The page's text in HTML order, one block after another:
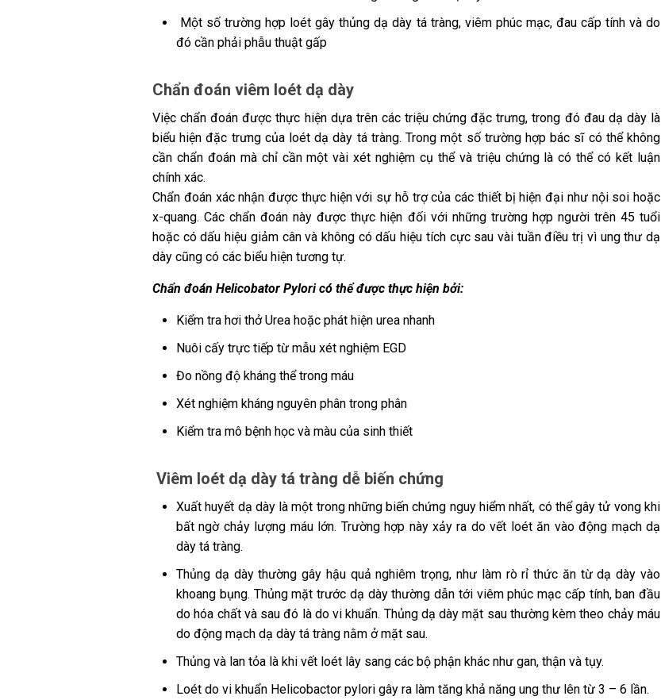
Một số trường hợp loét gây thủng dạ dày tá tràng, viêm phúc mạc, đau cấp tính và do
đó cần phải phẫu thuật gấp
Chẩn đoán viêm loét dạ dày
Việc chẩn đoán được thực hiện dựa trên các triệu chứng đặc trưng, trong đó đau dạ dày là
biểu hiện đặc trưng của loét dạ dày tá tràng. Trong một số trường hợp bác sĩ có thể không
cần chẩn đoán mà chỉ cần một vài xét nghiệm cụ thể và triệu chứng là có thể có kết luận
chính xác.
Chẩn đoán xác nhận được thực hiện với sự hỗ trợ của các thiết bị hiện đại như nội soi hoặc
x-quang. Các chẩn đoán này được thực hiện đối với những trường hợp người trên 45 tuổi
hoặc có dấu hiệu giảm cân và không có dấu hiệu tích cực sau vài tuần điều trị vì ung thư dạ
dày cũng có các biểu hiện tương tự.
Chẩn đoán Helicobator Pylori có thể được thực hiện bởi:
Kiểm tra hơi thở Urea hoặc phát hiện urea nhanh
Nuôi cấy trực tiếp từ mẫu xét nghiệm EGD
Đo nồng độ kháng thể trong máu
Xét nghiệm kháng nguyên phân trong phân
Kiểm tra mô bệnh học và màu của sinh thiết
Viêm loét dạ dày tá tràng dễ biến chứng
Xuất huyết dạ dày là một trong những biến chứng nguy hiểm nhất, có thể gây tử vong khi
bất ngờ chảy lượng máu lớn. Trường hợp này xảy ra do vết loét ăn vào động mạch dạ
dày tá tràng.
Thủng dạ dày thường gây hậu quả nghiêm trọng, như làm rò rỉ thức ăn từ dạ dày vào
khoang bụng. Thủng mặt trước dạ dày thường dẫn tới viêm phúc mạc cấp tính, ban đầu
do hóa chất và sau đó là do vi khuẩn. Thủng dạ dày mặt sau thường kèm theo chảy máu
do động mạch dạ dày tá tràng nằm ở mặt sau.
Thủng và lan tỏa là khi vết loét lây sang các bộ phận khác như gan, thận và tụy.
Loét do vi khuẩn Helicobactor pylori gây ra làm tăng khả năng ung thư lên từ 3 – 6 lần.